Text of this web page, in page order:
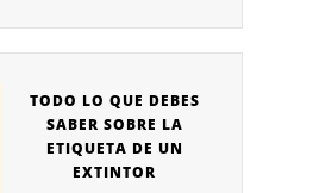
TODO LO QUE DEBES
SABER SOBRE LA
ETIQUETA DE UN
EXTINTOR